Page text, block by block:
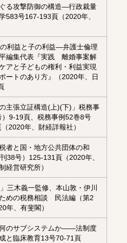
る攻撃防御の構造―行政裁量
583号167-193頁（2020年、
利益と子の利益―弁護士倫理
編集代表『実践 離婚事案解
アと子どもの権利・利益実現
ートのあり方』（2020年、日
主張立証構造(上)(下)」税務事
9‐19頁、税務事例52巻8号
2020年、財経詳報社）
者と国・地方公共団体の和
38号）125-131頁（2020年、
経営研究所）
三木義一監修、本山敦・伊川
めの税務相談 民法編（第2
年、有斐閣）
何のサブシステムか――法制度
と臨床教育13号70-71頁